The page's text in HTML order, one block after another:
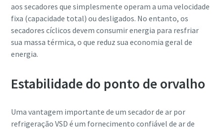
aos secadores que simplesmente operam a uma velocidade
fixa (capacidade total) ou desligados. No entanto, os
secadores cíclicos devem consumir energia para resfriar
sua massa térmica, o que reduz sua economia geral de
energia.
Estabilidade do ponto de orvalho
Uma vantagem importante de um secador de ar por
refrigeração VSD é um fornecimento confiável de ar de